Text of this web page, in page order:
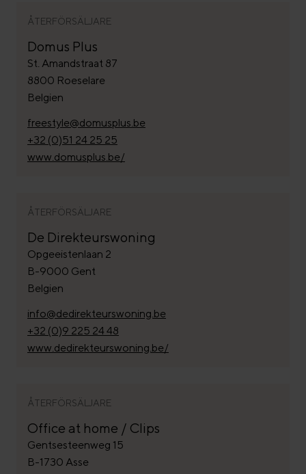
ÅTERFÖRSÄLJARE
Domus Plus
St. Amandstraat 87
8800 Roeselare
Belgien
freestyle@domusplus.be
+32 (0)51 24 25 25
www.domusplus.be/
ÅTERFÖRSÄLJARE
De Direkteurswoning
Opgeeistenlaan 2
B-9000 Gent
Belgien
info@dedirekteurswoning.be
+32 (0)9 225 24 48
www.dedirekteurswoning.be/
ÅTERFÖRSÄLJARE
Office at home / Clips
Gentsesteenweg 15
B-1730 Asse